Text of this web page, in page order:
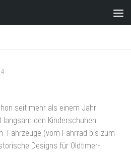
seit mehr als einem Jahr
den Kinderschuhen
Fahrzeuge (vom Fahrrad bis zum
Designs für Oldtimer-